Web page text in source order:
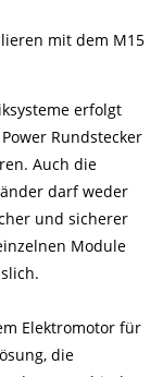
mit dem M15
erfolgt
Rundstecker
Auch die
darf weder
und sicherer
Module
Elektromotor für
die